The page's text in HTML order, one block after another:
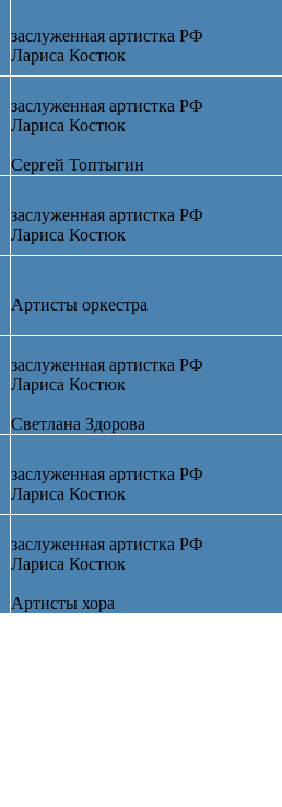
заслуженная артистка РФ
Лариса Костюк
заслуженная артистка РФ
Лариса Костюк
Сергей Топтыгин
заслуженная артистка РФ
Лариса Костюк
Артисты оркестра
заслуженная артистка РФ
Лариса Костюк
Светлана Здорова
заслуженная артистка РФ
Лариса Костюк
заслуженная артистка РФ
Лариса Костюк
Артисты хора